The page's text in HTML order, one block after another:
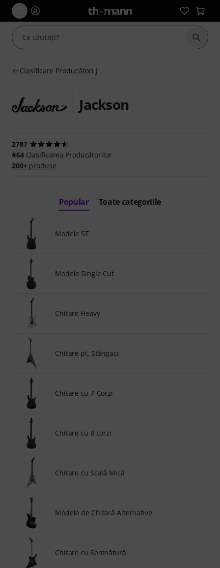
Clasificare Producători J
Jackson
2787
#64Clasificarea Producătorilor
200+produse
Popular Toate categoriile
Modele ST
Modele Single Cut
Chitare Heavy
Chitare pt. Stângaci
Chitare cu 7-Corzi
Chitare cu 8 corzi
Chitare cu Scală Mică
Modele de Chitară Alternative
Chitare cu Semnătură